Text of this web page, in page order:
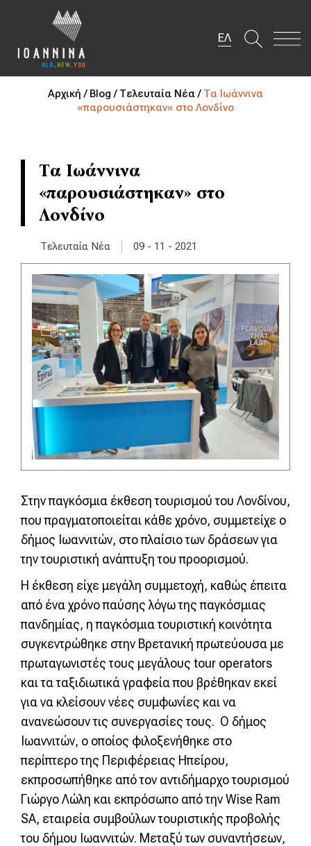
ΕΛ
Αρχική / Blog / Τελευταία Νέα / Τα Ιωάννινα
«παρουσιάστηκαν» στο Λονδίνο
Τα Ιωάννινα
«παρουσιάστηκαν» στο
Λονδίνο
Τελευταία Νέα 09 - 11 - 2021
Στην παγκόσμια έκθεση τουρισμού του Λονδίνου,
που πραγματοποιείται κάθε χρόνο, συμμετείχε ο
δήμος Ιωαννιτών, στο πλαίσιο των δράσεων για
την τουριστική ανάπτυξη του προορισμού.
Η έκθεση είχε μεγάλη συμμετοχή, καθώς έπειτα
από ένα χρόνο παύσης λόγω της παγκόσμιας
πανδημίας, η παγκόσμια τουριστική κοινότητα
συγκεντρώθηκε στην Βρετανική πρωτεύουσα με
πρωταγωνιστές τους μεγάλους tour operators
και τα ταξιδιωτικά γραφεία που βρέθηκαν εκεί
για να κλείσουν νέες συμφωνίες και να
ανανεώσουν τις συνεργασίες τους. Ο δήμος
Ιωαννιτών, ο οποίος φιλοξενήθηκε στο
περίπτερο της Περιφέρειας Ηπείρου,
εκπροσωπήθηκε από τον αντιδήμαρχο τουρισμού
Γιώργο Λώλη και εκπρόσωπο από την Wise Ram
SA, εταιρεία συμβούλων τουριστικής προβολής
του δήμου Ιωαννιτών. Μεταξύ των συναντήσεων,